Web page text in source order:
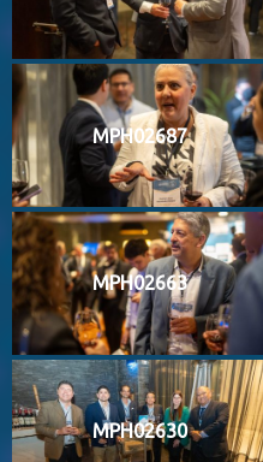
MPH02687
MPH02663
MPH02630